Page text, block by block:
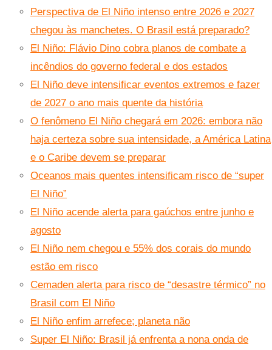
Perspectiva de El Niño intenso entre 2026 e 2027
chegou às manchetes. O Brasil está preparado?
El Niño: Flávio Dino cobra planos de combate a
incêndios do governo federal e dos estados
El Niño deve intensificar eventos extremos e fazer
de 2027 o ano mais quente da história
O fenômeno El Niño chegará em 2026: embora não
haja certeza sobre sua intensidade, a América Latina
e o Caribe devem se preparar
Oceanos mais quentes intensificam risco de “super
El Niño”
El Niño acende alerta para gaúchos entre junho e
agosto
El Niño nem chegou e 55% dos corais do mundo
estão em risco
Cemaden alerta para risco de “desastre térmico” no
Brasil com El Niño
El Niño enfim arrefece; planeta não
Super El Niño: Brasil já enfrenta a nona onda de